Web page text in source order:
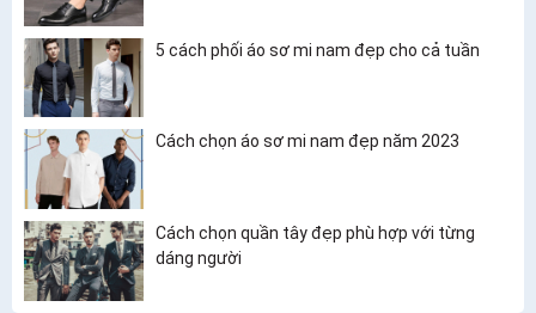
5 cách phối áo sơ mi nam đẹp cho cả tuần
Cách chọn áo sơ mi nam đẹp năm 2023
Cách chọn quần tây đẹp phù hợp với từng
dáng người